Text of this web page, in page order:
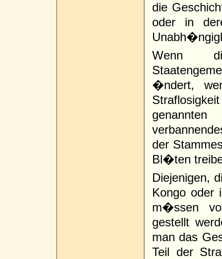
die
oder in
Wenn
�ndert,
der
Bl�ten
Diejenigen,
Kongo oder
m�ssen
gestellt
man das
Teil der